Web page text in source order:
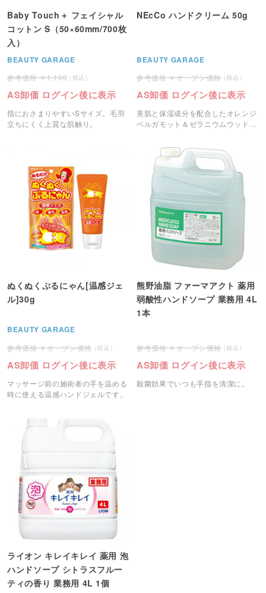
Baby Touch＋ フェイシャル
コットン S（50×60mm/700枚
入）
BEAUTY GARAGE
1,100
AS卸価 ログイン後に表示
指におさまりやすいSサイズ。毛羽
立ちにくく上質な肌触り。
NEcCo ハンドクリーム 50g
BEAUTY GARAGE
オープン価格
AS卸価 ログイン後に表示
美肌と保湿成分を配合したオレンジ
ベルガモット＆ゼラニウムウッドの
ぬくぬくぷるにゃん[温感ジェ
ル]30g
BEAUTY GARAGE
オープン価格
AS卸価 ログイン後に表示
マッサージ前の施術者の手を温める
時に使える温感ハンドジェルです。
熊野油脂 ファーマアクト 薬用
弱酸性ハンドソープ 業務用 4L
1本
オープン価格
AS卸価 ログイン後に表示
殺菌効果でいつも手指を清潔に。
ライオン キレイキレイ 薬用 泡
ハンドソープ シトラスフルー
ティの香り 業務用 4L 1個